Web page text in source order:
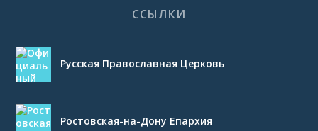
ССЫЛКИ
Русская Православная Церковь
Ростовская-на-Дону Епархия